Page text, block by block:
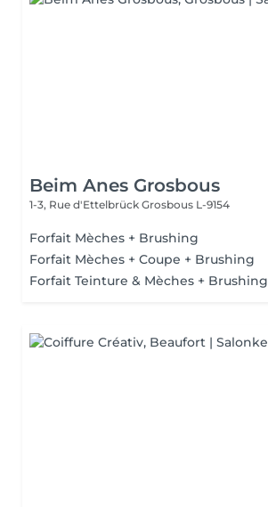
Beim Anes Grosbous
1-3, Rue d'Ettelbrück Grosbous L-9154
Forfait Mèches + Brushing
Forfait Mèches + Coupe + Brushing
Forfait Teinture & Mèches + Brushing